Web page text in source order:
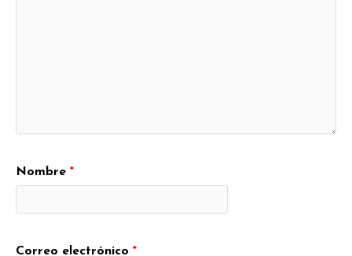
Nombre *
Correo electrónico *